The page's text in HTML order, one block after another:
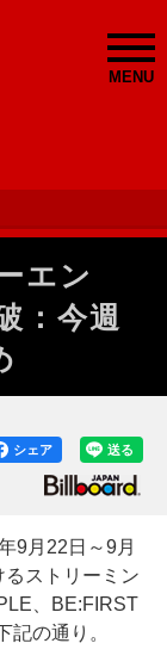
MENU
エン
：今週
送る
シェア
9月22日～9月
ストリーミン
、BE:FIRST
記の通り。